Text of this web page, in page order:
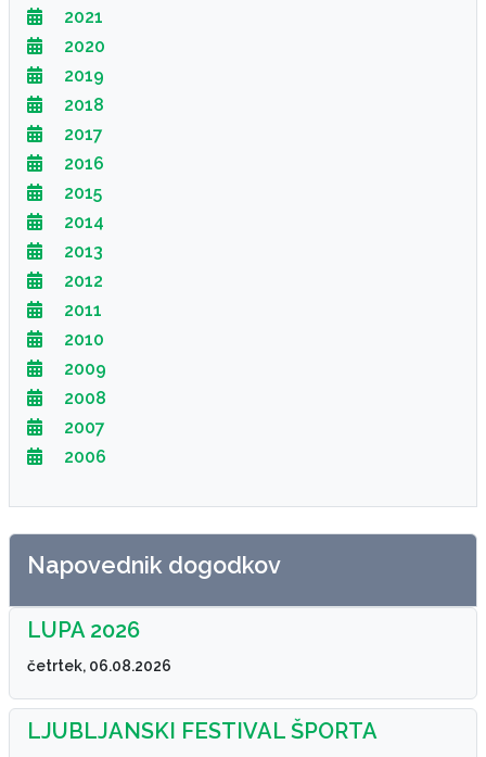
2021
2020
2019
2018
2017
2016
2015
2014
2013
2012
2011
2010
2009
2008
2007
2006
Napovednik dogodkov
LUPA 2026
četrtek, 06.08.2026
LJUBLJANSKI FESTIVAL ŠPORTA